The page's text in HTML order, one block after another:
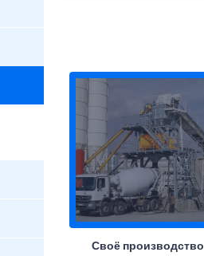
Своё производство